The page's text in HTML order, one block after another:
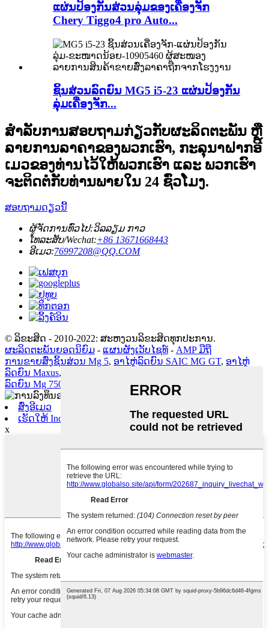
ແຜ່ນປ້ອງກັນສ່ວນລຸ່ມຂອງເຄື່ອງຈັກ
Chery Tiggo4 pro Auto...
ຊິ້ນສ່ວນລົດຍົນ MG5 i5-23 ແຜ່ນປ້ອງກັນ
ລຸ່ມເຄື່ອງຈັກ...
ສຳລັບການສອບຖາມກ່ຽວກັບຜະລິດຕະພັນ ຫຼື
ລາຍການລາຄາຂອງພວກເຮົາ, ກະລຸນາຝາກອີ
ເມວຂອງທ່ານໄວ້ໃຫ້ພວກເຮົາ ແລະ ພວກເຮົາ
ຈະຕິດຕໍ່ກັບທ່ານພາຍໃນ 24 ຊົ່ວໂມງ.
ສອບຖາມດຽວນີ້
ຜູ້ຈັດການທົ່ວໄປ:ວິລລຽມ ກາວ
ໂທລະສັບ/Wechat:+86 13671668443
ອີເມວ:76997208@QQ.COM
© ລິຂະສິດ - 2010-2022: ສະຫງວນລິຂະສິດທຸກປະການ.
ຜະລິດຕະພັນຍອດນິຍົມ - ແຜນຜັງເວັບໄຊທ໌ - AMP ມືຖື
ການຂາຍສົ່ງຊິ້ນສ່ວນ Mg 5, ອາໄຫຼ່ລົດຍົນ SAIC MG GT, ອາໄຫຼ່
ລົດຍົນ Maxus,
ລົດຍົນ Mg 750
ສົ່ງອີເມວ
ເຮັດໃຫ້ Inquiny
x